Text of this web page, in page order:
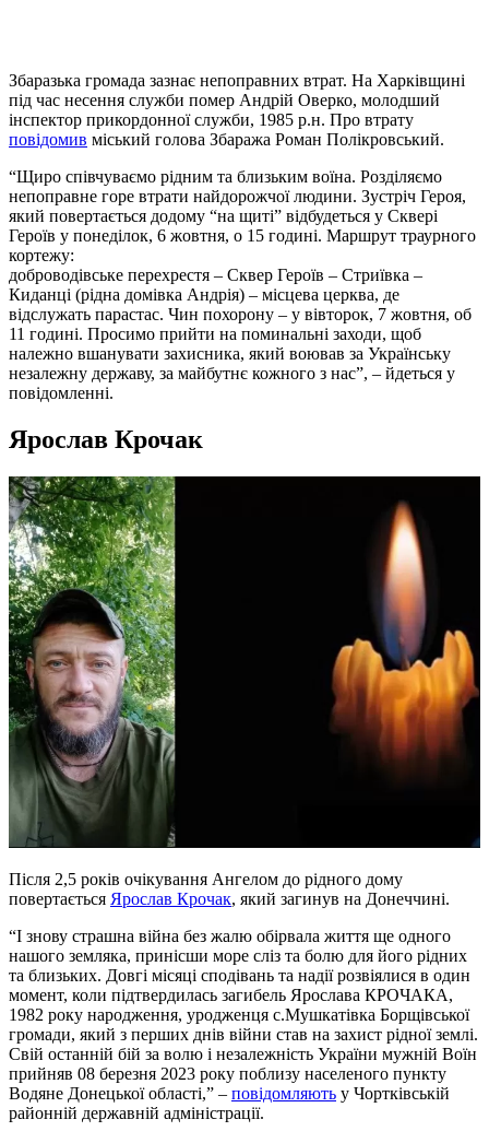
Збаразька громада зазнає непоправних втрат. На Харківщині
під час несення служби помер Андрій Оверко, молодший
інспектор прикордонної служби, 1985 р.н. Про втрату
повідомив міський голова Збаража Роман Полікровський.
“Щиро співчуваємо рідним та близьким воїна. Розділяємо
непоправне горе втрати найдорожчої людини. Зустріч Героя,
який повертається додому “на щиті” відбудеться у Сквері
Героїв у понеділок, 6 жовтня, о 15 годині. Маршрут траурного
кортежу:
доброводівське перехрестя – Сквер Героїв – Стриївка –
Киданці (рідна домівка Андрія) – місцева церква, де
відслужать парастас. Чин похорону – у вівторок, 7 жовтня, об
11 годині. Просимо прийти на поминальні заходи, щоб
належно вшанувати захисника, який воював за Українську
незалежну державу, за майбутнє кожного з нас”, – йдеться у
повідомленні.
Ярослав Крочак
Після 2,5 років очікування Ангелом до рідного дому
повертається Ярослав Крочак, який загинув на Донеччині.
“І знову страшна війна без жалю обірвала життя ще одного
нашого земляка, принісши море сліз та болю для його рідних
та близьких. Довгі місяці сподівань та надії розвіялися в один
момент, коли підтвердилась загибель Ярослава КРОЧАКА,
1982 року народження, уродженця с.Мушкатівка Борщівської
громади, який з перших днів війни став на захист рідної землі.
Свій останній бій за волю і незалежність України мужній Воїн
прийняв 08 березня 2023 року поблизу населеного пункту
Водяне Донецької області,” – повідомляють у Чортківській
районній державній адміністрації.